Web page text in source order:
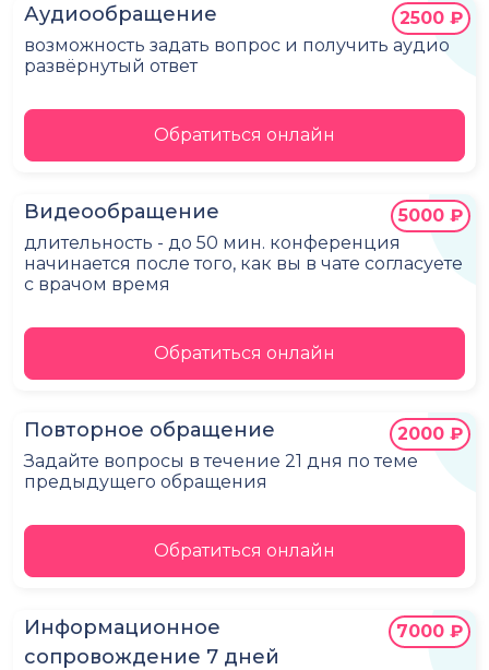
Аудиообращение
возможность задать вопрос и получить аудио
развёрнутый ответ
2500 ₽
Обратиться онлайн
Видеообращение
длительность - до 50 мин. конференция
начинается после того, как вы в чате согласуете
с врачом время
5000 ₽
Обратиться онлайн
Повторное обращение
Задайте вопросы в течение 21 дня по теме
предыдущего обращения
2000 ₽
Обратиться онлайн
Информационное
сопровождение 7 дней
7000 ₽